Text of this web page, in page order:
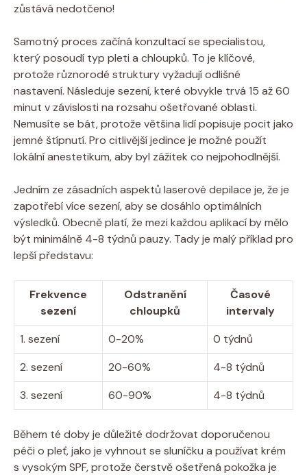
zůstává nedotčeno!
Samotný proces začíná konzultací se specialistou,
který posoudí typ pleti a chloupků. To je klíčové,
protože různorodé struktury vyžadují odlišné
nastavení. Následuje sezení, které obvykle trvá 15 až 60
minut v závislosti na rozsahu ošetřované oblasti.
Nemusíte se bát, protože většina lidí popisuje pocit jako
jemné štípnutí. Pro citlivější jedince je možné použít
lokální anestetikum, aby byl zážitek co nejpohodlnější.
Jedním ze zásadních aspektů laserové depilace je, že je
zapotřebí více sezení, aby se dosáhlo optimálních
výsledků. Obecně platí, že mezi každou aplikací by mělo
být minimálně 4-8 týdnů pauzy. Tady je malý příklad pro
lepší představu:
Frekvence
sezení
Odstranění
chloupků
Časové
intervaly
1. sezení
0-20%
0 týdnů
2. sezení
20-60%
4-8 týdnů
3. sezení
60-90% 4-8 týdnů
Během té doby je důležité dodržovat doporučenou
péči o pleť, jako je vyhnout se sluníčku a používat krém
s vysokým SPF, protože čerstvě ošetřená pokožka je